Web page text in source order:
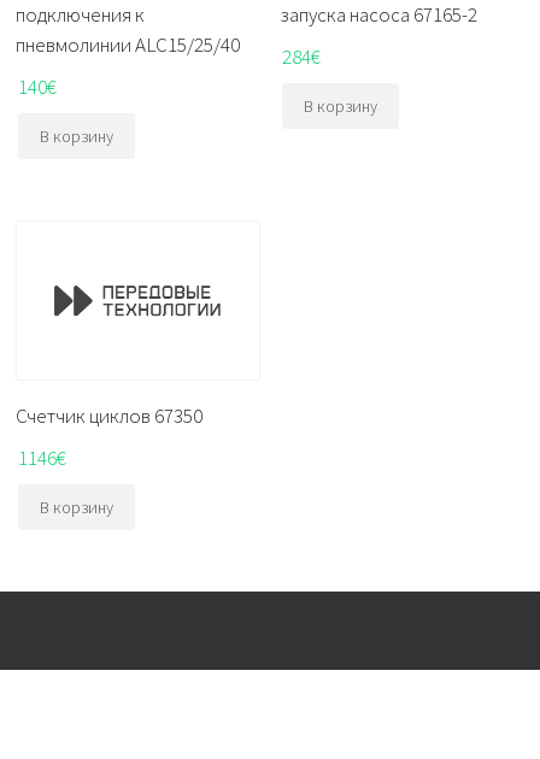
подключения к
пневмолинии ALC15/25/40
140€
В корзину
запуска насоса 67165-2
284€
В корзину
Счетчик циклов 67350
1146€
В корзину